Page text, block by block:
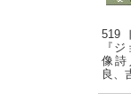
519
『
像
良、